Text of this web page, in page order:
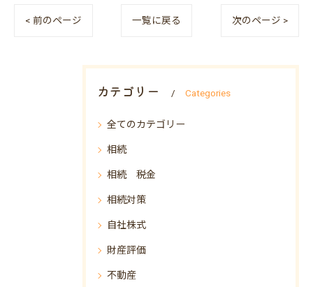
< 前のページ 一覧に戻る 次のページ >
カテゴリー Categories
全てのカテゴリー
相続
相続 税金
相続対策
自社株式
財産評価
不動産